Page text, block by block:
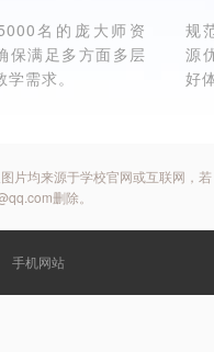
名的庞大师资
保满足多方面多层
学需求。
规
源
好
片均来源于学校官网或互联网，若
删除。
手机网站